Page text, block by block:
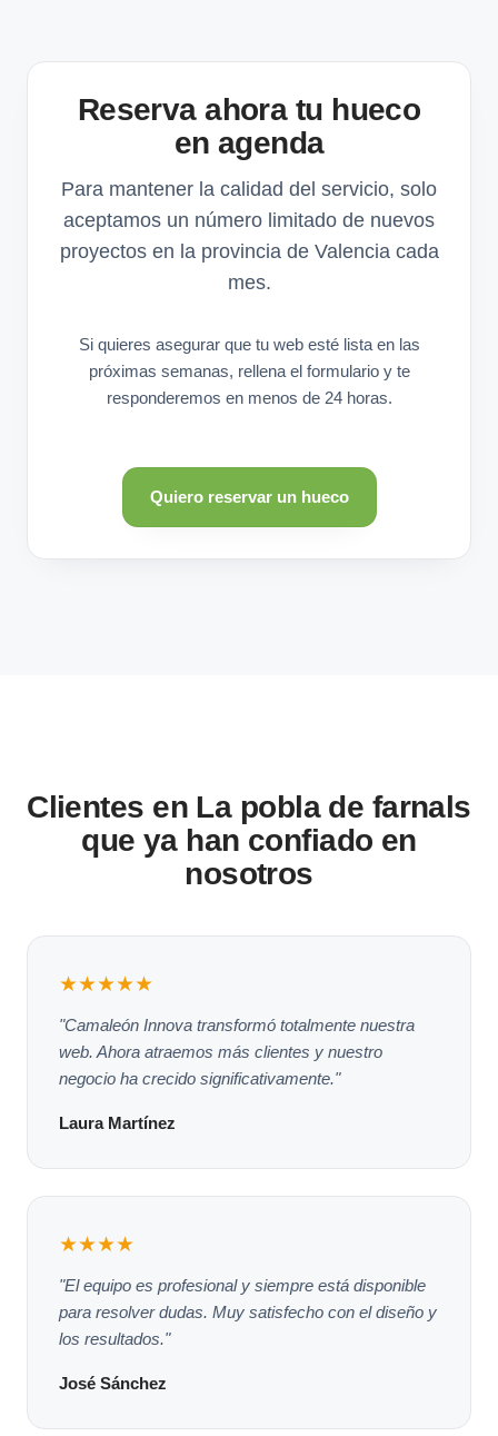
Reserva ahora tu hueco
en agenda
Para mantener la calidad del servicio, solo
aceptamos un número limitado de nuevos
proyectos en la provincia de Valencia cada
mes.
Si quieres asegurar que tu web esté lista en las
próximas semanas, rellena el formulario y te
responderemos en menos de 24 horas.
Quiero reservar un hueco
Clientes en La pobla de farnals
que ya han confiado en
nosotros
★★★★★
"Camaleón Innova transformó totalmente nuestra
web. Ahora atraemos más clientes y nuestro
negocio ha crecido significativamente."
Laura Martínez
★★★★
"El equipo es profesional y siempre está disponible
para resolver dudas. Muy satisfecho con el diseño y
los resultados."
José Sánchez